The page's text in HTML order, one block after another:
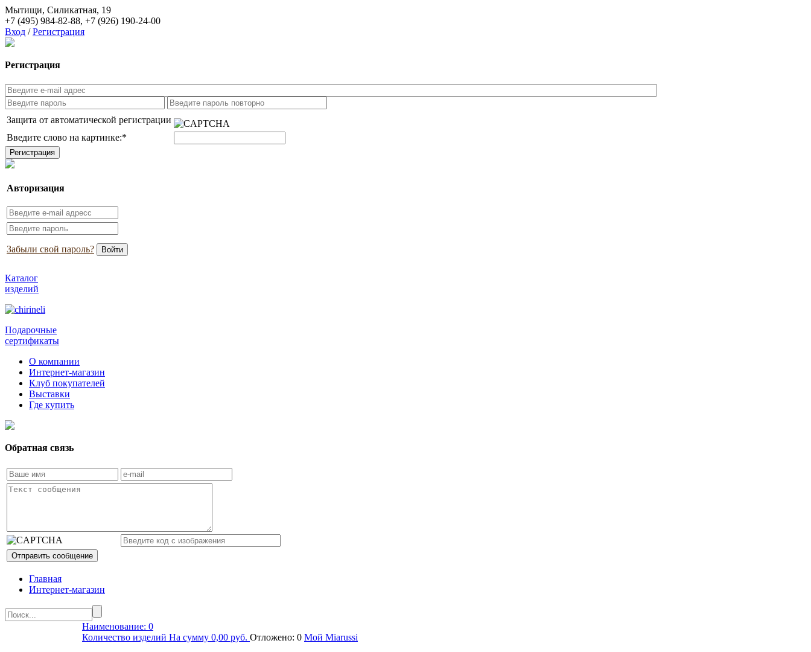
Мытищи, Силикатная, 19
+7 (495) 984-82-88, +7 (926) 190-24-00
Вход / Регистрация
Регистрация
Защита от автоматической регистрации
Введите слово на картинке:*
Авторизация
Забыли свой пароль?
Каталог
изделий
Подарочные
сертификаты
О компании
Интернет-магазин
Клуб покупателей
Выставки
Где купить
Обратная связь
Главная
Интернет-магазин
Наименование: 0
Количество изделий На сумму 0,00 руб. Отложено: 0 Мой Miarussi